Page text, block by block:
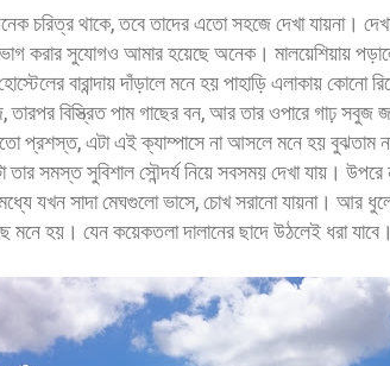
চরিত্র থাকে, তবে তাদের এতো সহজে দেখা যায়না।
করার সুযোগও আমার হয়েছে অনেক। মালয়েশিয়ায়
বারান্দায় দাঁড়ালে মনে হয় পাহাড়ি এলাকায়
তারপর বিস্ত্রিত পাম গাছের বন, আর তার ওপারে গাঢ়
এটা এই ক্যাম্পাসে না আসলে মনে হয় বুঝতাম
সমস্ত সুবিশাল সৌন্দর্য নিয়ে সবসময় দেখা যায়।
যখন সাদা মেঘগুলো ভাসে, চোখ সরানো যায়না। আর
হয়। যেন কয়েকতলা দালানের ছাদে উঠলেই ধরা যাবে।